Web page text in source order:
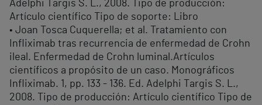
Adelphi Targis S. L., 2008. Tipo de producción:
Artículo científico Tipo de soporte: Libro
• Joan Tosca Cuquerella; et al. Tratamiento con
Infliximab tras recurrencia de enfermedad de Crohn
ileal. Enfermedad de Crohn luminal.Artículos
científicos a propósito de un caso. Monográficos
Infliximab. 1, pp. 133 - 136. Ed. Adelphi Targis S. L.,
2008. Tipo de producción: Artículo científico Tipo de